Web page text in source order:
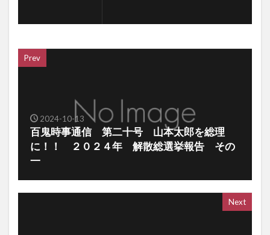
Prev
2024-10-13
百鬼時事通信 第二十号 山本太郎を総理
に！！ ２０２４年 解散総選挙報告 その
一
Next